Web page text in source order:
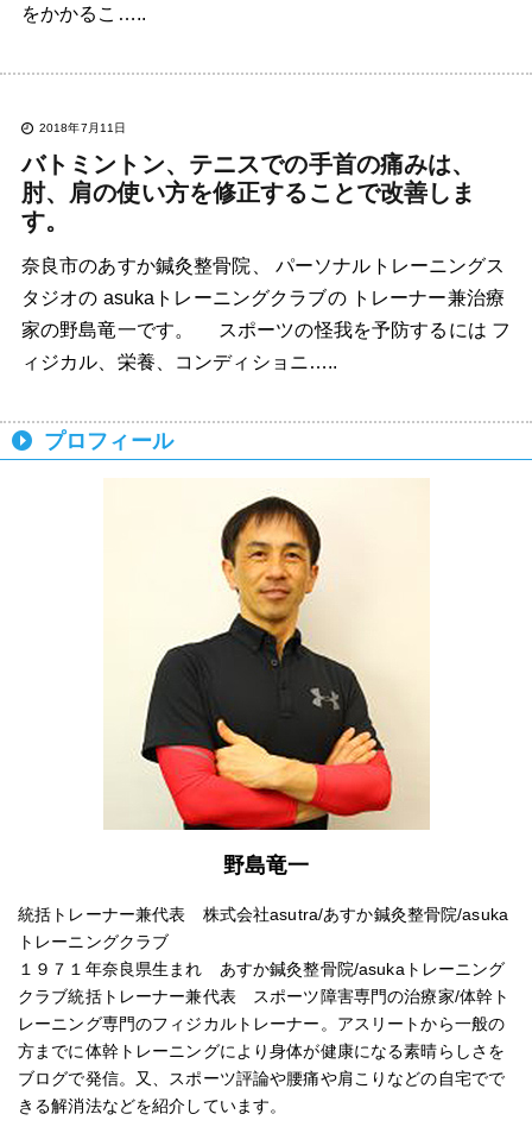
をかかるこ…..
2018年7月11日
バトミントン、テニスでの手首の痛みは、
肘、肩の使い方を修正することで改善しま
す。
奈良市のあすか鍼灸整骨院、 パーソナルトレーニングス
タジオの asukaトレーニングクラブの トレーナー兼治療
家の野島竜一です。 スポーツの怪我を予防するには フ
ィジカル、栄養、コンディショニ…..
プロフィール
野島竜一
統括トレーナー兼代表 株式会社asutra/あすか鍼灸整骨院/asuka
トレーニングクラブ
１９７１年奈良県生まれ あすか鍼灸整骨院/asukaトレーニング
クラブ統括トレーナー兼代表 スポーツ障害専門の治療家/体幹ト
レーニング専門のフィジカルトレーナー。アスリートから一般の
方までに体幹トレーニングにより身体が健康になる素晴らしさを
ブログで発信。又、スポーツ評論や腰痛や肩こりなどの自宅でで
きる解消法などを紹介しています。